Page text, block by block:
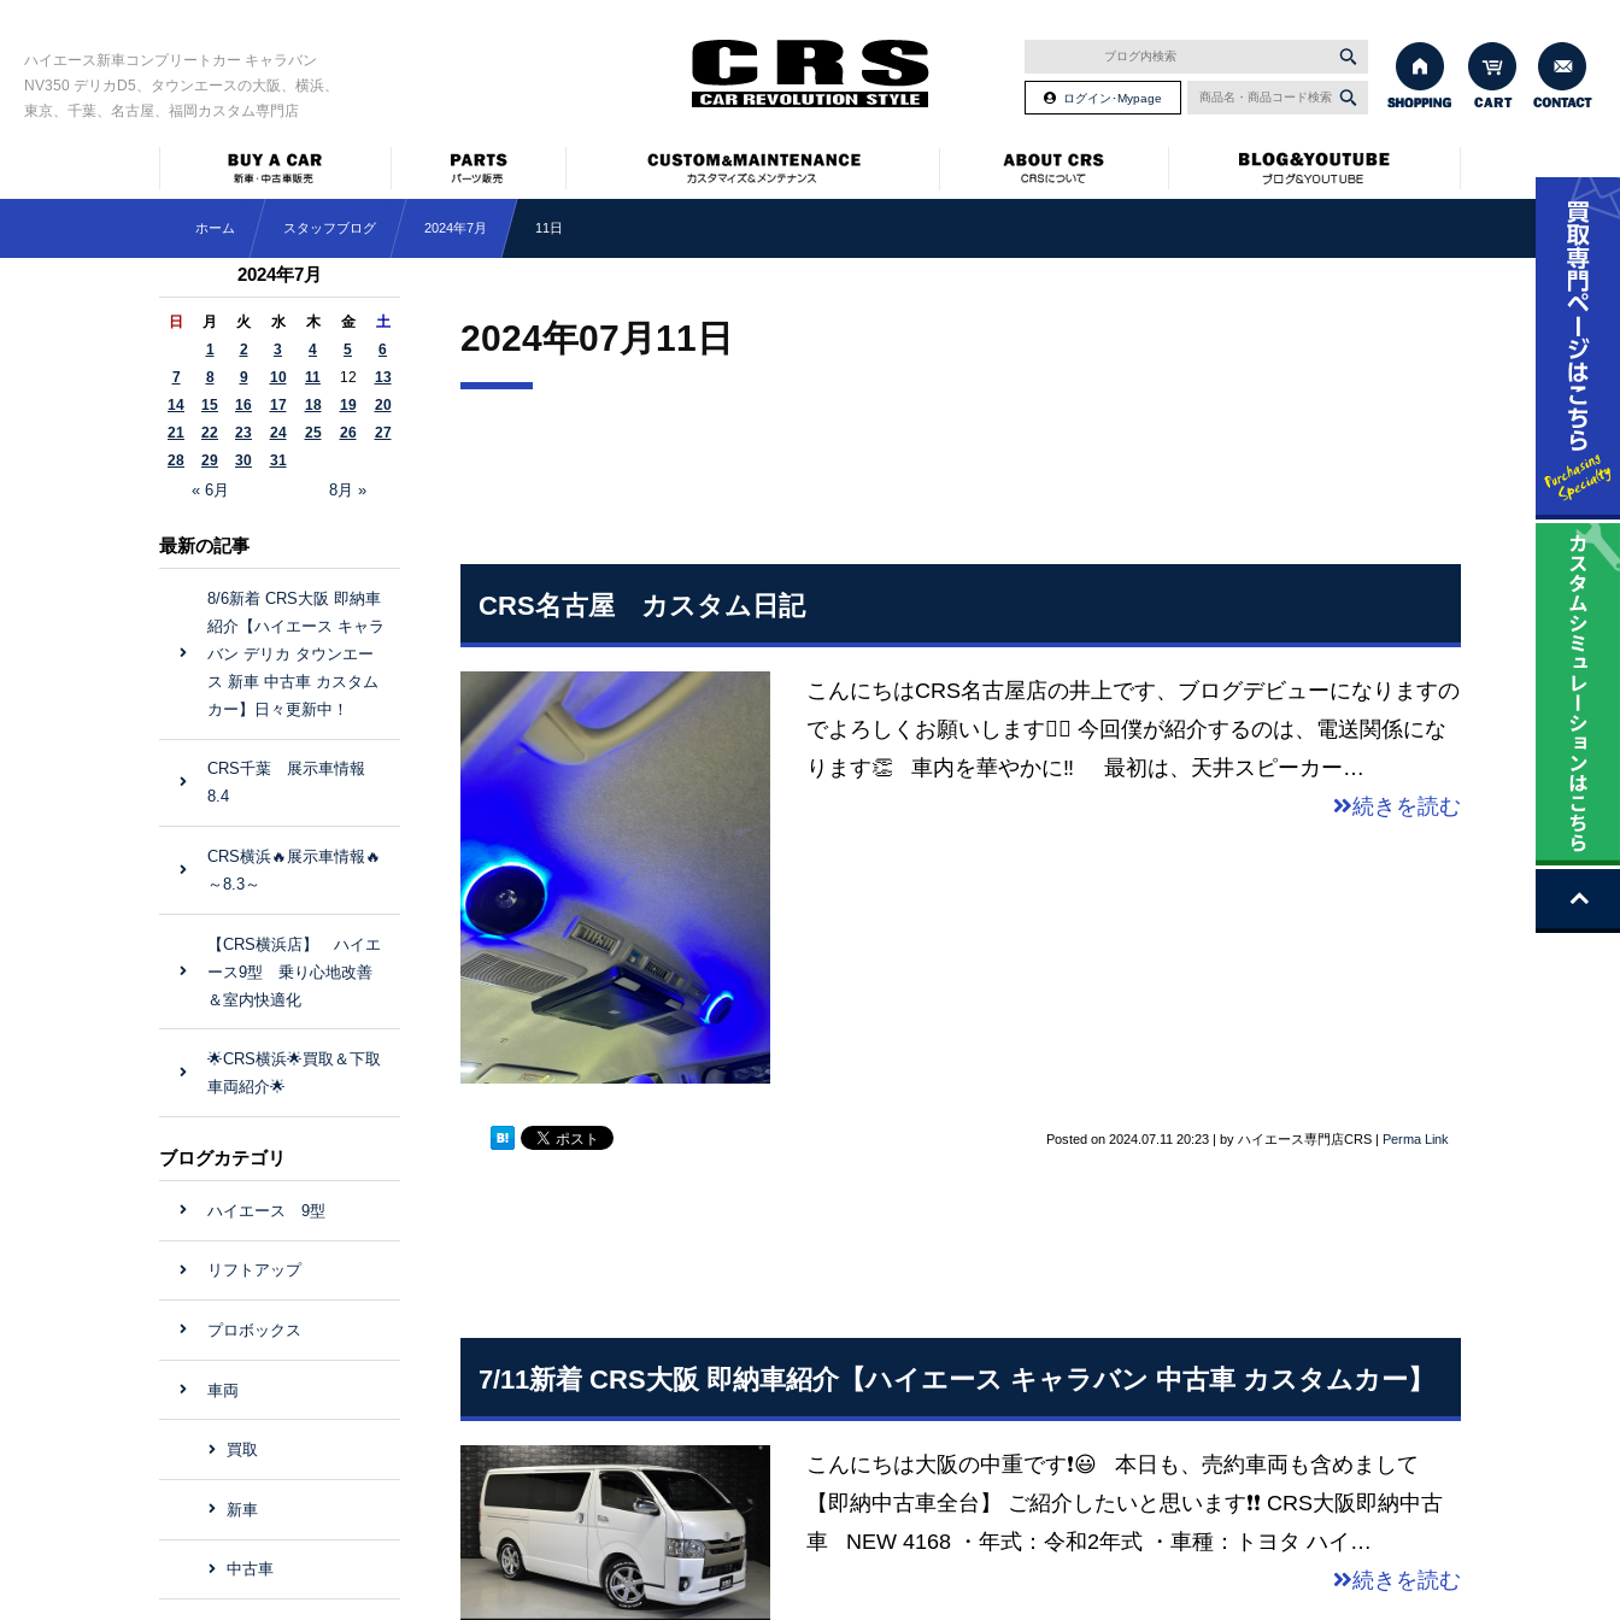
ハイエース新車コンプリートカー キャラバン
NV350 デリカD5、タウンエースの大阪、横浜、
東京、千葉、名古屋、福岡カスタム専門店
ログイン･Mypage
ホーム スタッフブログ 2024年7月 11日
2024年07月11日
CRS名古屋 カスタム日記
こんにちはCRS名古屋店の井上です、ブログデビューになりますの
でよろしくお願いします🙇‍♀️ 今回僕が紹介するのは、電送関係にな
ります👏 車内を華やかに‼ 最初は、天井スピーカー…
続きを読む
Posted on 2024.07.11 20:23 | by ハイエース専門店CRS | Perma Link
7/11新着 CRS大阪 即納車紹介【ハイエース キャラバン 中古車 カスタムカー】
こんにちは大阪の中重です❗😃 本日も、売約車両も含めまして
【即納中古車全台】 ご紹介したいと思います❗❗ CRS大阪即納中古
車 NEW 4168 ・年式：令和2年式 ・車種：トヨタ ハイ…
続きを読む
2024年7月
日 月 火 水 木 金 土
« 6月 8月 »
1 2 3 4 5
6
7
8 9 10 11 12
13
14
15 16 17 18 19
20
21
22 23 24 25 26
27
28
29 30 31
最新の記事
8/6新着 CRS大阪 即納車
紹介【ハイエース キャラ
バン デリカ タウンエー
ス 新車 中古車 カスタム
カー】日々更新中！
CRS千葉 展示車情報
8.4
CRS横浜🔥展示車情報🔥
～8.3～
【CRS横浜店】 ハイエ
ース9型 乗り心地改善
＆室内快適化
🌟CRS横浜🌟買取＆下取
車両紹介🌟
ブログカテゴリ
ハイエース 9型
リフトアップ
プロボックス
車両
買取
新車
中古車